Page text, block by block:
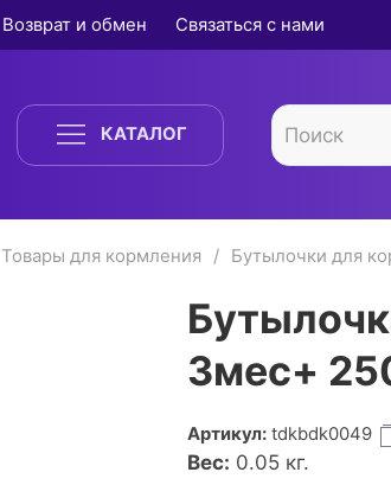
Возврат и обмен Связаться с нами
КАТАЛОГ
Товары для кормления Бутылочки для
3мес+
Артикул: tdkbdk0049
Вес: 0.05кг.